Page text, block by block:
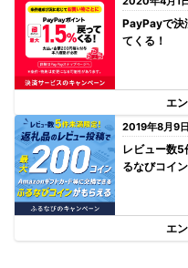
PayPayで決
てくる！
エ
2019年8月9
レビュー数5
るなびコイ
エ